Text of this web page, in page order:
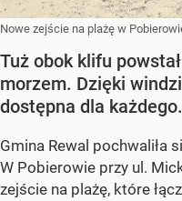
Nowe zejście na plażę w
Tuż obok klifu
morzem. Dzięki
dostępna dla każdego.
Gmina Rewal pochwaliła
W Pobierowie przy ul.
zejście na plażę, które